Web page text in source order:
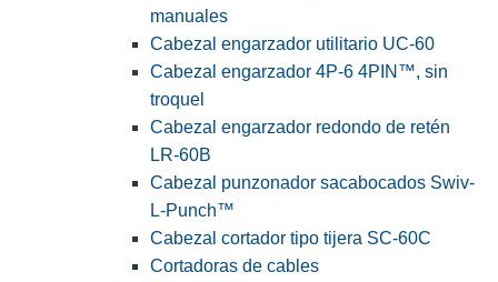
manuales
Cabezal engarzador utilitario UC-60
Cabezal engarzador 4P-6 4PIN™, sin
troquel
Cabezal engarzador redondo de retén
LR-60B
Cabezal punzonador sacabocados Swiv-
L-Punch™
Cabezal cortador tipo tijera SC-60C
Cortadoras de cables